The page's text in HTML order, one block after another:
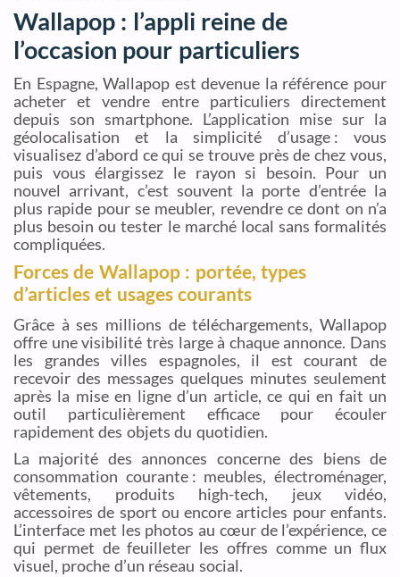
Wallapop : l’appli reine de
l’occasion pour particuliers
En Espagne, Wallapop est devenue la référence pour
acheter et vendre entre particuliers directement
depuis son smartphone. L’application mise sur la
géolocalisation et la simplicité d’usage : vous
visualisez d’abord ce qui se trouve près de chez vous,
puis vous élargissez le rayon si besoin. Pour un
nouvel arrivant, c’est souvent la porte d’entrée la
plus rapide pour se meubler, revendre ce dont on n’a
plus besoin ou tester le marché local sans formalités
compliquées.
Forces de Wallapop : portée, types
d’articles et usages courants
Grâce à ses millions de téléchargements, Wallapop
offre une visibilité très large à chaque annonce. Dans
les grandes villes espagnoles, il est courant de
recevoir des messages quelques minutes seulement
après la mise en ligne d’un article, ce qui en fait un
outil particulièrement efficace pour écouler
rapidement des objets du quotidien.
La majorité des annonces concerne des biens de
consommation courante : meubles, électroménager,
vêtements, produits high-tech, jeux vidéo,
accessoires de sport ou encore articles pour enfants.
L’interface met les photos au cœur de l’expérience, ce
qui permet de feuilleter les offres comme un flux
visuel, proche d’un réseau social.